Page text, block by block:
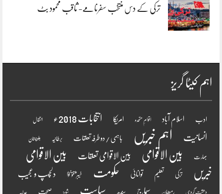
ترکی کے دس منتخب سفرنامے- ثاقب محمود بٹ
اہم کیٹا گریز
ادب اسلام آباد اقوامِ متحدہ امریکا انتخابات 2018ء انتقال
انسانیت اہم خبریں باہمی / دو طرفہ تعلقات برطانیہ بلوچستان
بھارت بین الاقوامی بین الاقوامی تعلقات
بین الاقوامی
خبریں
ترکی تعلیم توانائی حکومت خیبر پختونخوا دلچسپ و عجیب
دھشت گردی رمضان سماج سندھ سیاست شوبز صحت عدلیہ